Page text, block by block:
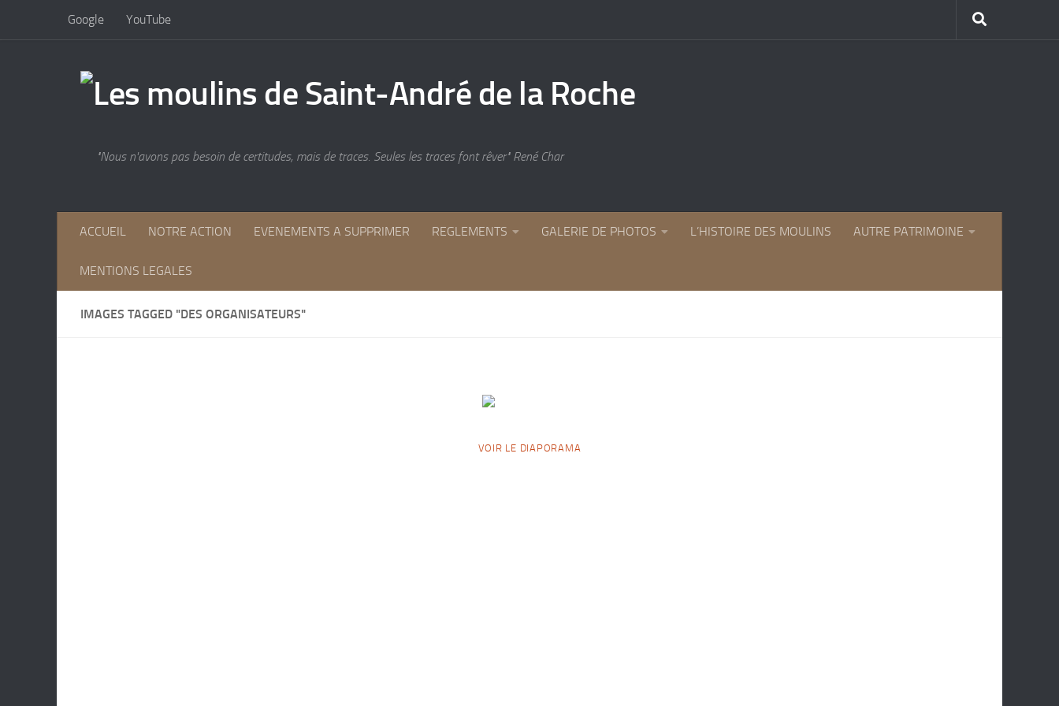
Skip to content
Google YouTube
"Nous n'avons pas besoin de certitudes, mais de traces. Seules les traces font rêver" René Char
ACCUEIL NOTRE ACTION EVENEMENTS A SUPPRIMER REGLEMENTS GALERIE DE PHOTOS L’HISTOIRE DES MOULINS AUTRE PATRIMOINE
MENTIONS LEGALES
IMAGES TAGGED "DES ORGANISATEURS"
VOIR LE DIAPORAMA